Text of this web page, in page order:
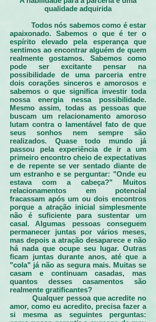
qualidade adquirida
Todos nós sabemos como é estar
apaixonado. Sabemos o que é ter o
espírito elevado pela esperança que
sentimos ao encontrar alguém de quem
realmente gostamos. Sabemos como
pode ser excitante pensar na
possibilidade de uma parceria entre
dois corações sinceros e amorosos e
sabemos o que significa investir toda
nossa energia nessa possibilidade.
Mesmo assim, todas as pessoas que
buscam um relacionamento amoroso
lutam contra o lamentável fato de que
seus sonhos nem sempre são
realizados. Quase todo mundo já
passou pela experiência de ir a um
primeiro encontro cheio de expectativas
e de repente se ver sentado diante de
um estranho e se perguntar: "Onde eu
estava com a cabeça?" Muitos
relacionamentos em potencial
fracassam após um ou dois encontros
porque a atração inicial simplesmente
não é suficiente para sustentar um
casal. Algumas pessoas conseguem
permanecer juntas por vários meses,
mas depois a atração desaparece e não
há nada que ocupe seu lugar. Outras
ficam juntas durante anos, até que a
"cola" já não as segura mais. Muitas se
casam e continuam casadas, mas
quantos desses casamentos são
realmente gratificantes?
Qualquer pessoa que acredite no
amor, como eu acredito, precisa fazer a
si mesma as seguintes perguntas: